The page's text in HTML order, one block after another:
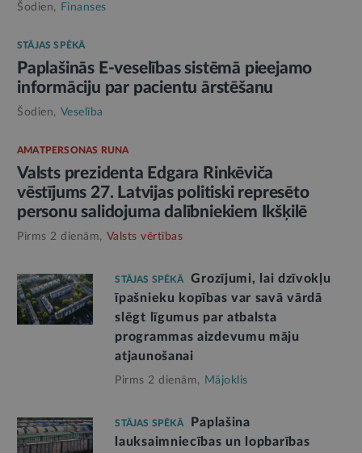
Šodien, Finanses
STĀJAS SPĒKĀ
Paplašinās E-veselības sistēmā pieejamo
informāciju par pacientu ārstēšanu
Šodien, Veselība
AMATPERSONAS RUNA
Valsts prezidenta Edgara Rinkēviča
vēstījums 27. Latvijas politiski represēto
personu salidojuma dalībniekiem Ikšķilē
Pirms 2 dienām, Valsts vērtības
STĀJAS SPĒKĀ
Grozījumi, lai dzīvokļu
īpašnieku kopības var savā vārdā
slēgt līgumus par atbalsta
programmas aizdevumu māju
atjaunošanai
Pirms 2 dienām, Mājoklis
STĀJAS SPĒKĀ
Paplašina
lauksaimniecības un lopbarības